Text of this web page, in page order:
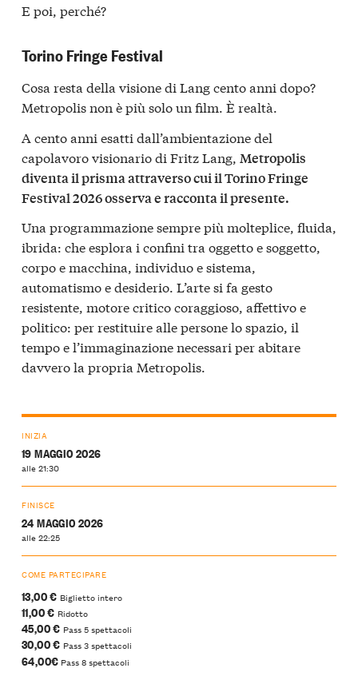
E poi, perché?
Torino Fringe Festival
Cosa resta della visione di Lang cento anni dopo?
Metropolis non è più solo un film. È realtà.
A cento anni esatti dall’ambientazione del
capolavoro visionario di Fritz Lang, Metropolis
diventa il prisma attraverso cui il Torino Fringe
Festival 2026 osserva e racconta il presente.
Una programmazione sempre più molteplice, fluida,
ibrida: che esplora i confini tra oggetto e soggetto,
corpo e macchina, individuo e sistema,
automatismo e desiderio. L’arte si fa gesto
resistente, motore critico coraggioso, affettivo e
politico: per restituire alle persone lo spazio, il
tempo e l’immaginazione necessari per abitare
davvero la propria Metropolis.
INIZIA
19 MAGGIO 2026
alle 21:30
FINISCE
24 MAGGIO 2026
alle 22:25
COME PARTECIPARE
13,00 € Biglietto intero
11,00 € Ridotto
45,00 € Pass 5 spettacoli
30,00 € Pass 3 spettacoli
64,00€ Pass 8 spettacoli